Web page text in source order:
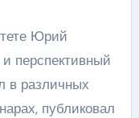
Юрий
перспективный
в различных
публиковал